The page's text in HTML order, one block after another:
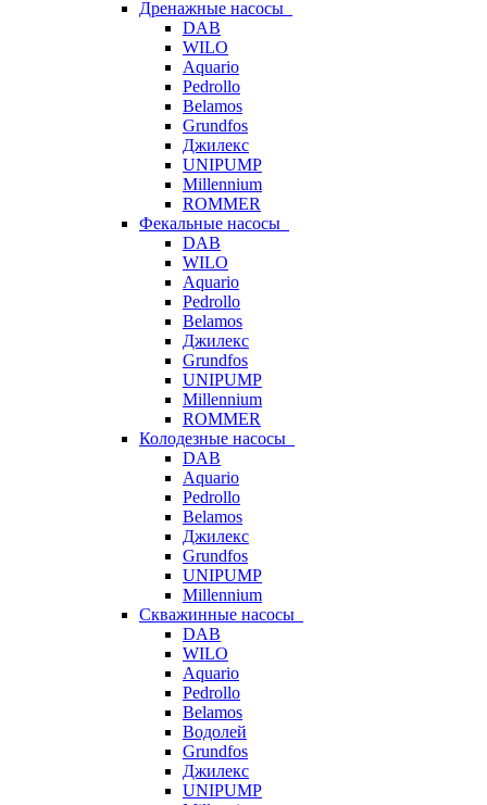
Дренажные насосы
DAB
WILO
Aquario
Pedrollo
Belamos
Grundfos
Джилекс
UNIPUMP
Millennium
ROMMER
Фекальные насосы
DAB
WILO
Aquario
Pedrollo
Belamos
Джилекс
Grundfos
UNIPUMP
Millennium
ROMMER
Колодезные насосы
DAB
Aquario
Pedrollo
Belamos
Джилекс
Grundfos
UNIPUMP
Millennium
Скважинные насосы
DAB
WILO
Aquario
Pedrollo
Belamos
Водолей
Grundfos
Джилекс
UNIPUMP